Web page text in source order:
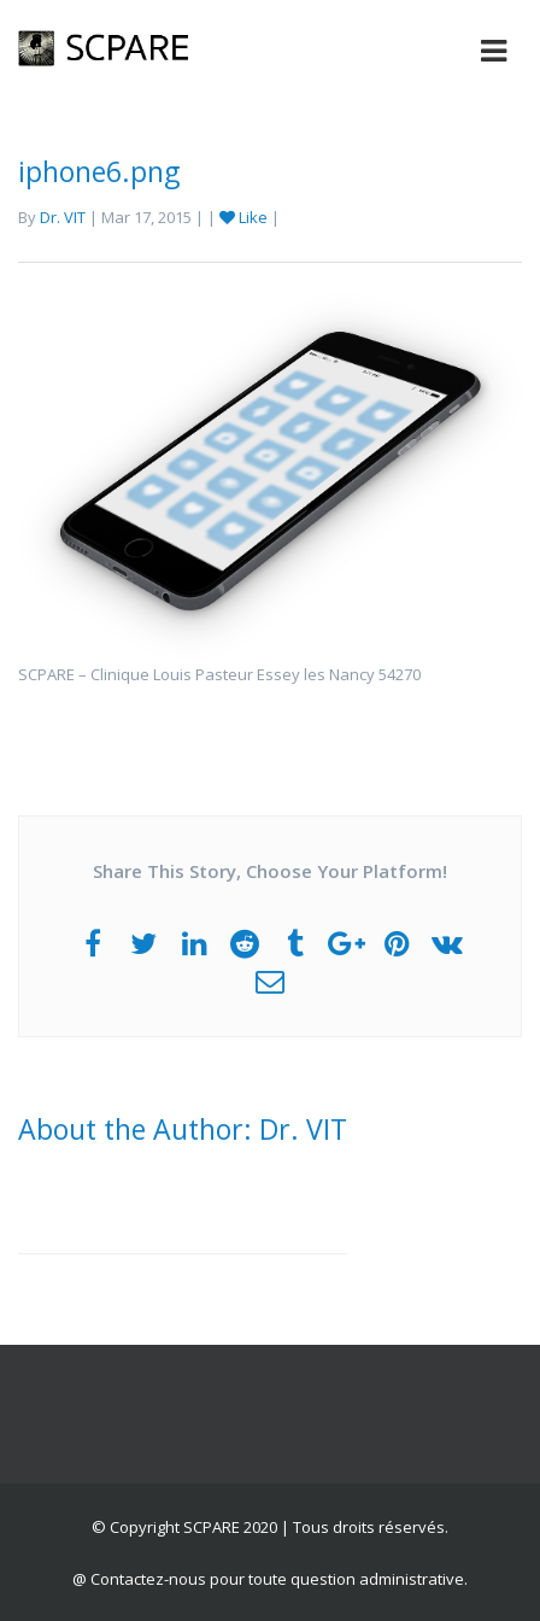
iphone6.png
ByDr. VIT | Mar 17, 2015 | | Like |
SCPARE – Clinique Louis Pasteur Essey les Nancy 54270
Share This Story, Choose Your Platform!
About the Author: Dr. VIT
© Copyright SCPARE 2020 | Tous droits réservés.
@ Contactez-nous pour toute question administrative.